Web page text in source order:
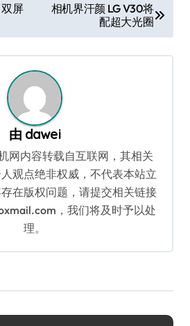
屏
相机界汗颜 LG V30将
配超大光圈
由 dawei
机网内容转载自互联网，其相关
观点绝非权威，不代表本站立
在版权问题，请提交相关链接
，我们将及时予以处
理。